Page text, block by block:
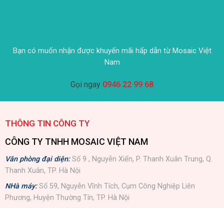
Bạn có muốn nhận được khuyến mãi hấp dẫn từ Mosaic Việt
Nam
Gọi ngay 0946 22 99 68
THÔNG TIN CÔNG TY
CÔNG TY TNHH MOSAIC VIỆT NAM
Văn phòng đại diện:Số 9 , Nguyễn Xiển, P. Thanh Xuân Trung, Q.
Thanh Xuân, TP. Hà Nội
NHà máy: Số 59, Nguyễn Vĩnh Tích, Cụm Công Nghiệp Liên
Phương, Huyện Thường Tín, TP. Hà Nội